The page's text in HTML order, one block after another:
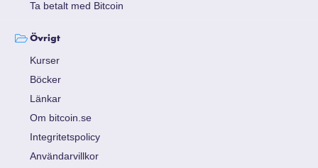
Ta betalt med Bitcoin
Övrigt
Kurser
Böcker
Länkar
Om bitcoin.se
Integritetspolicy
Användarvillkor